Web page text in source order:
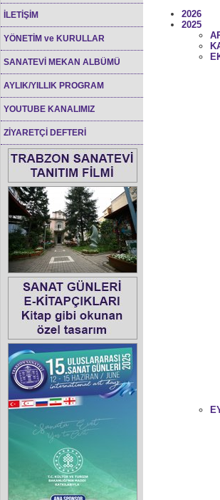
İLETİŞİM
YÖNETİM ve KURULLAR
SANATEVİ MEKAN ALBÜMÜ
AYLIK/YILLIK PROGRAM
YOUTUBE KANALIMIZ
ZİYARETÇİ DEFTERİ
2026
2025